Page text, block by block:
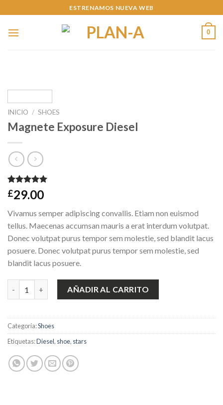
to
content
ESTRENAMOS NUEVA WEB
0
INICIO / SHOES
Magnete Exposure Diesel
Valorado
5.00 sobre
en
1
puntuación
de cliente
£29.00
Vivamus semper adipiscing convallis. Etiam non euismod
tellus. Maecenas accumsan mauris a erat interdum volutpat.
Donec volutpat purus tempor sem molestie, sed blandit lacus
posuere. Donec volutpat purus tempor sem molestie, sed
blandit lacus posuere.
Magnete Exposure Diesel cantidad
AÑADIR AL CARRITO
Categoría:Shoes
Etiquetas:Diesel, shoe, stars